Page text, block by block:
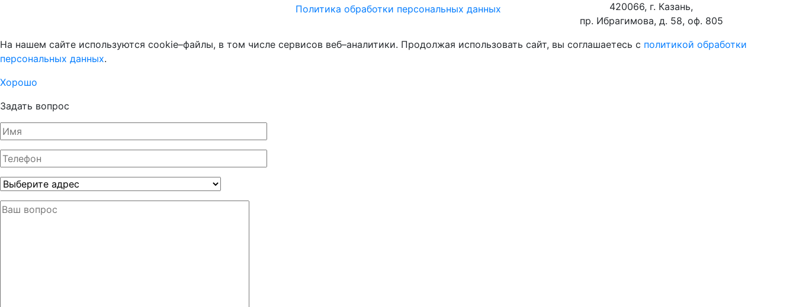
Политика обработки персональных данных
420066, г. Казань,
пр. Ибрагимова, д. 58, оф. 805
На нашем сайте используются cookie–файлы, в том числе сервисов веб–аналитики. Продолжая использовать сайт, вы соглашаетесь с политикой обработки
персональных данных.
Хорошо
Задать вопрос